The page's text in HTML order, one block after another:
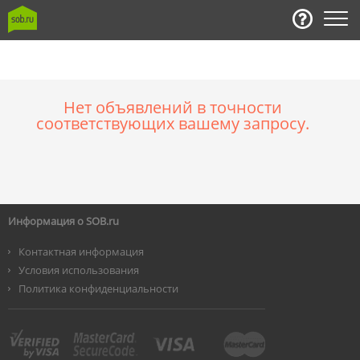
Нет объявлений в точности
соответствующих вашему запросу.
Информация о SOB.ru
Контактная информация
Условия использования
Политика конфиденциальности